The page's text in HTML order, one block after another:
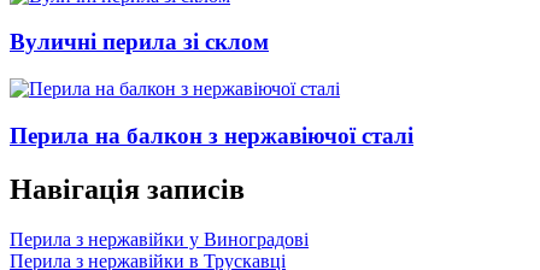
Вуличні перила зі склом
Перила на балкон з нержавіючої сталі
Навігація записів
Перила з нержавійки у Виноградові
Перила з нержавійки в Трускавці